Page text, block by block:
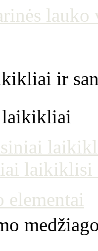
lauko
ir
laikikliai
laikiklisi